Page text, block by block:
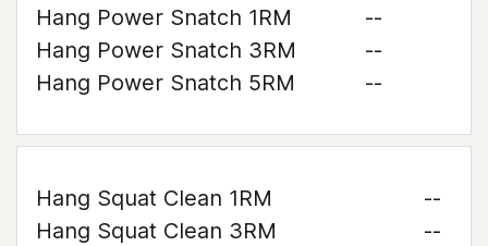
Hang Power Snatch 1RM
--
Hang Power Snatch 3RM
--
Hang Power Snatch 5RM
--
Hang Squat Clean 1RM
--
Hang Squat Clean 3RM
--